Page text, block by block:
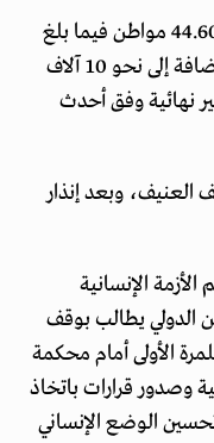
وأسفر القصف عن استشهاد أكثر من 44.600 مواطن فيما بلغ
عدد الجرحى أكثر من 105 ألف جريح، إضافة إلى نحو 10 آلاف
نهائية وفق أحدث
وبعد إنذار
الإنسانية
الدولي يطالب بوقف
الأولى أمام محكمة
وصدور قرارات باتخاذ
الوضع الإنساني